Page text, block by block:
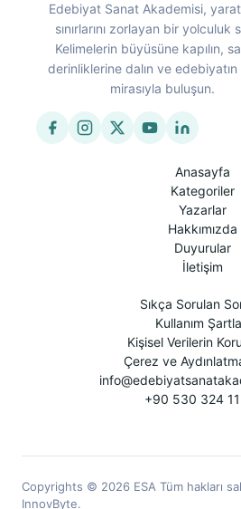
Edebiyat Sanat Akademisi,
sınırlarını zorlayan bir yolculuk
Kelimelerin büyüsüne kapılın,
derinliklerine dalın ve
mirasıyla buluşun.
Anasayfa
Kategoriler
Yazarlar
Hakkımızda
Duyurular
İletişim
Sıkça Sorulan
Kullanım
Kişisel Verilerin
Çerez ve
+90 530 324
Copyrights © 2026 ESA Tüm hakları
InnovByte.